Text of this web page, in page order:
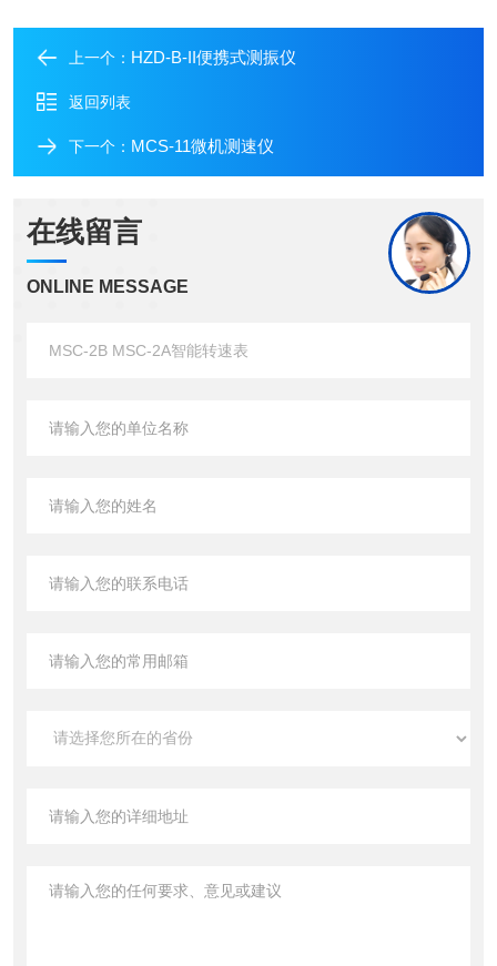
上一个： HZD-B-II便携式测振仪
返回列表
下一个： MCS-11微机测速仪
在线留言
ONLINE MESSAGE